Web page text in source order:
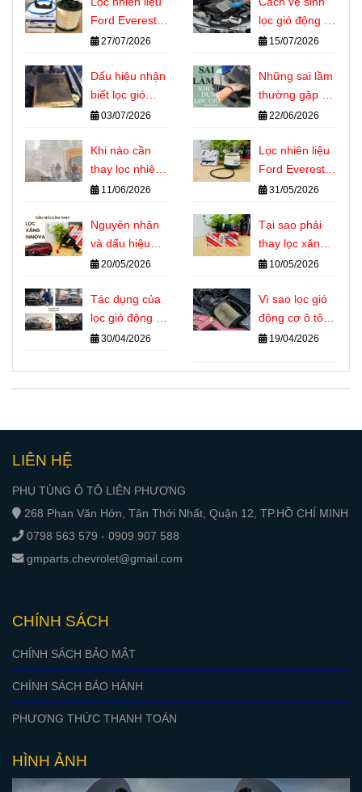
Ford Everest
dùng chung
dòng xe nào?
27/07/2026
lọc gió động cơ
ô tô đúng kỹ
15/07/2026
Dấu hiệu nhận
biết lọc gió
động cơ ô tô
03/07/2026
Những sai lầm
thường gặp khi
sử dụng lọc gió
22/06/2026
Khi nào cần
thay lọc nhiên
liệu Ford
hiệu nhận biết
chính xác
11/06/2026
Lọc nhiên liệu
Ford Everest là
gì? Vai trò
động cơ Diesel
31/05/2026
Nguyên nhân
và dấu hiệu
cần thay lọc
20/05/2026
Tại sao phải
thay lọc xăng
Innova đúng kỳ
10/05/2026
Tác dụng của
lọc gió động cơ
ô tô đối với
tuổi thọ máy
30/04/2026
Vì sao lọc gió
động cơ ô tô
bẩn làm xe
19/04/2026
LIÊN HỆ
PHỤ TÙNG Ô TÔ LIÊN PHƯƠNG
268 Phan Văn Hớn, Tân Thới Nhất, Quận 12, TP.HỒ CHÍ MINH
0798 563 579 - 0909 907 588
gmparts.chevrolet@gmail.com
CHÍNH SÁCH
CHÍNH SÁCH BẢO MẬT
CHÍNH SÁCH BẢO HÀNH
PHƯƠNG THỨC THANH TOÁN
HÌNH ẢNH